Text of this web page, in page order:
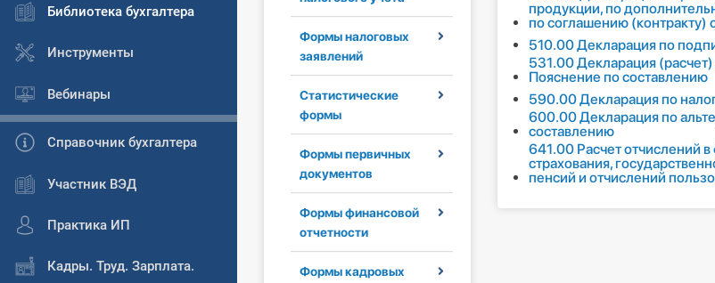
Библиотека бухгалтера
Инструменты
Вебинары
Справочник бухгалтера
Участник ВЭД
Практика ИП
Кадры. Труд. Зарплата.
Формы налоговых
заявлений
Статистические
формы
Формы первичных
документов
Формы финансовой
отчетности
Формы кадровых
продукции, по
по соглашению (контракту)
510.00 Декларация по
531.00 Декларация
Пояснение по составлению
590.00 Декларация по
600.00 Декларация по
составлению
641.00 Расчет отчислений
страхования,
пенсий и отчислений